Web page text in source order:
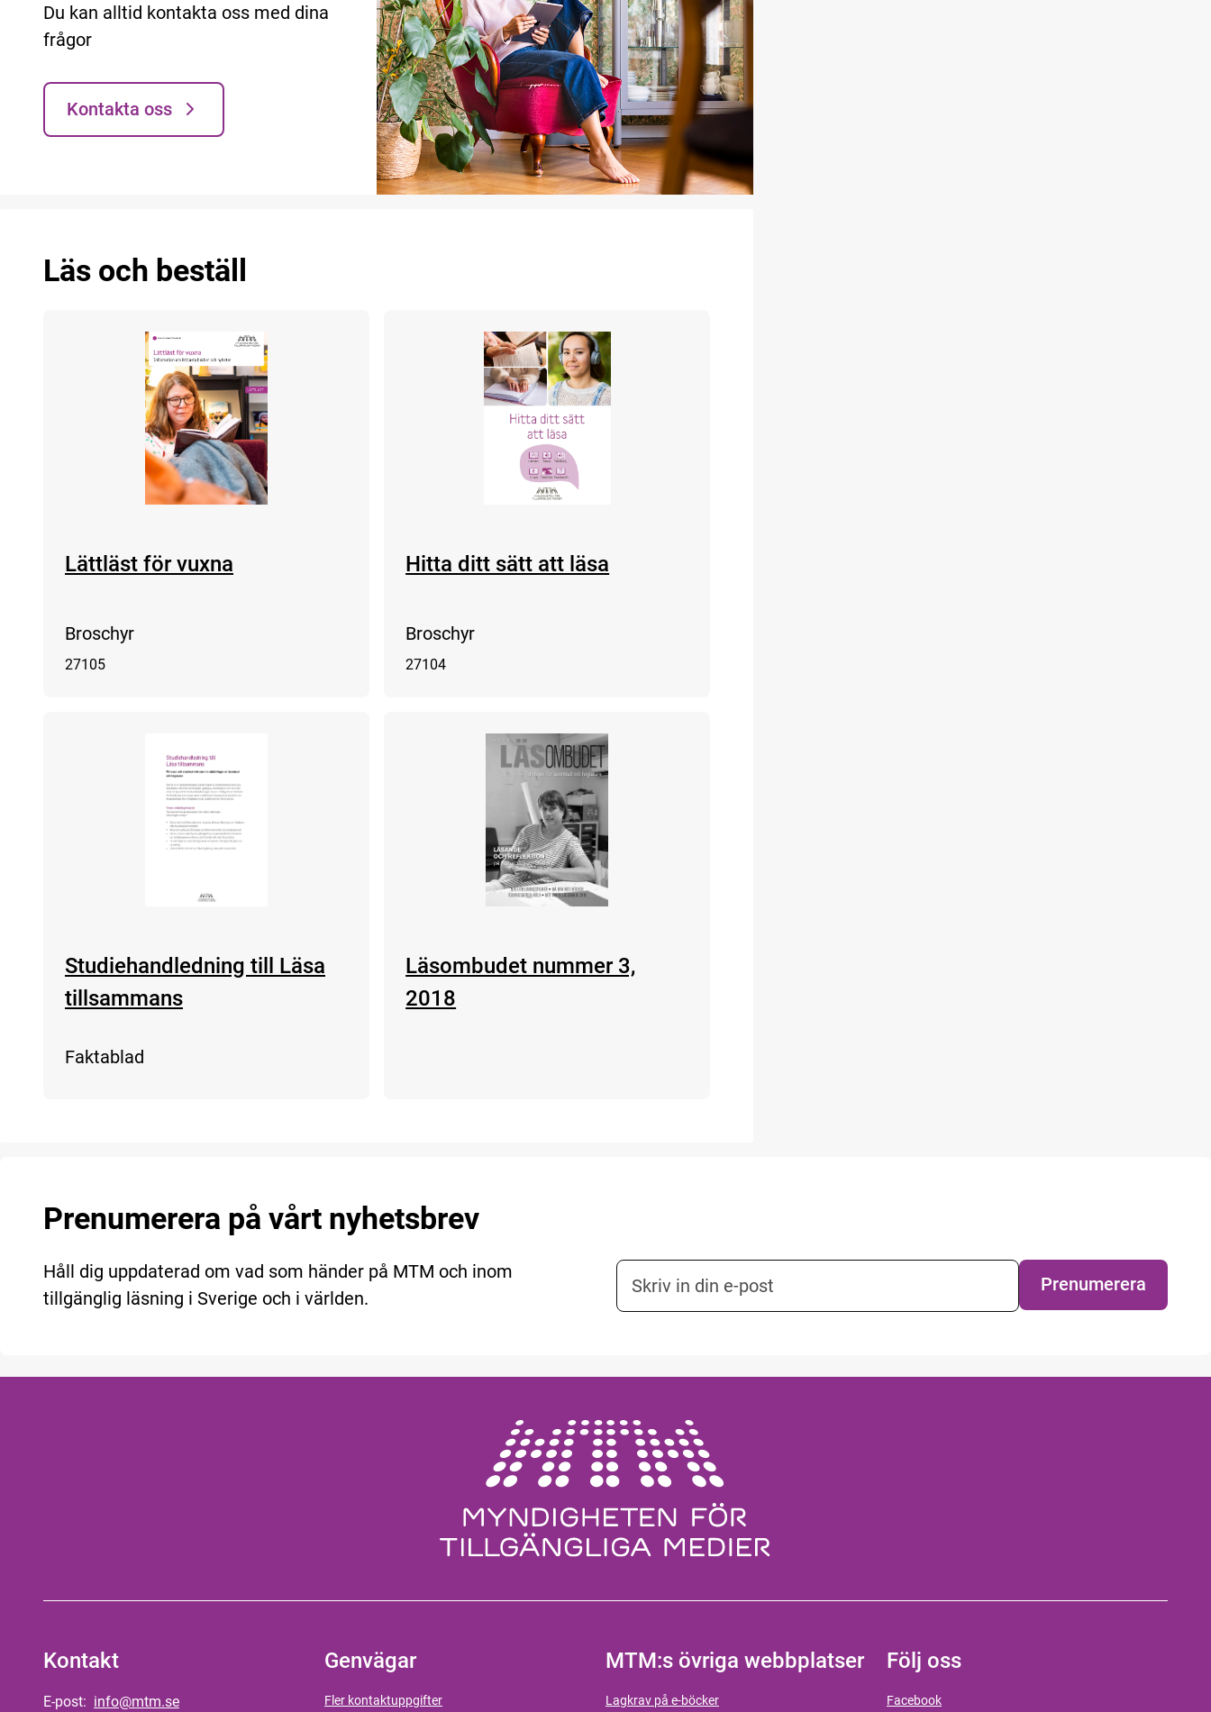
Du kan alltid kontakta oss med dina
frågor
Kontakta oss
Läs och beställ
Lättläst för vuxna
Broschyr
27105
Hitta ditt sätt att läsa
Broschyr
27104
Studiehandledning till Läsa
tillsammans
Faktablad
Läsombudet nummer 3,
2018
Prenumerera på vårt nyhetsbrev
Håll dig uppdaterad om vad som händer på MTM och inom
tillgänglig läsning i Sverige och i världen.
E-postadress nyhetsbrevsprenumeration
Prenumerera
Kontakt
E-post: info@mtm.se
Genvägar
Fler kontaktuppgifter
MTM:s övriga webbplatser
Lagkrav på e-böcker
Följ oss
Facebook